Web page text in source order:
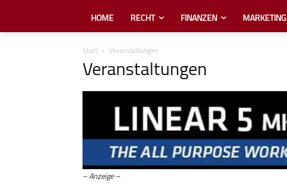
HOME RECHT FINANZEN MARKETING
Start Veranstaltungen
Veranstaltungen
– Anzeige –